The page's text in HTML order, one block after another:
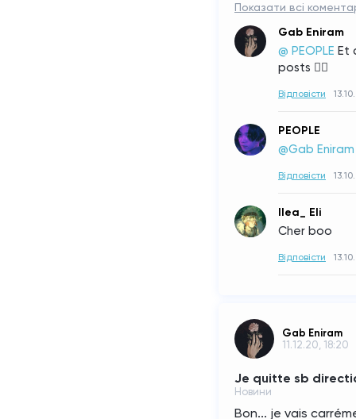
Показати всі
Gab Eniram
@ PEOPLE Et
posts ☝🏻
Відповісти
PEOPLE
@Gab Eniram
Відповісти
Ilea_ Eli
Cher boo
Відповісти
Gab Eniram
11.12.20, 18:20
Je quitte sb
Новини
Bon... je vais